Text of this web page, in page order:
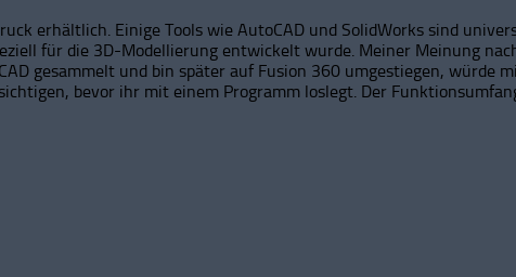
erhältlich. Einige Tools wie AutoCAD und SolidWorks sind
für die 3D-Modellierung entwickelt wurde. Meiner Meinung
gesammelt und bin später auf Fusion 360 umgestiegen, würde
bevor ihr mit einem Programm loslegt. Der